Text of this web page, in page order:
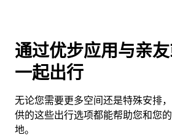
通过优步应用与亲
一起出行
无论您需要更多空间还是特殊安排
供的这些出行选项都能帮助您和您
地。